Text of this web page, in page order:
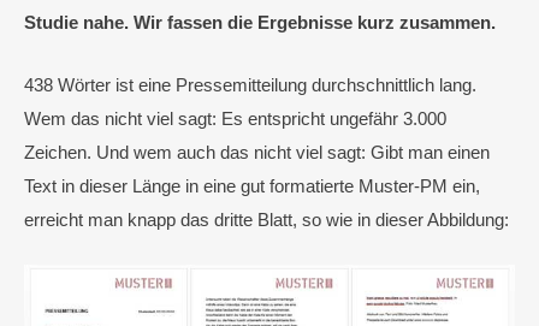
Studie nahe. Wir fassen die Ergebnisse kurz zusammen.
438 Wörter ist eine Pressemitteilung durchschnittlich lang.
Wem das nicht viel sagt: Es entspricht ungefähr 3.000
Zeichen. Und wem auch das nicht viel sagt: Gibt man einen
Text in dieser Länge in eine gut formatierte Muster-PM ein,
erreicht man knapp das dritte Blatt, so wie in dieser Abbildung: